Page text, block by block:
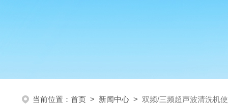
当前位置： 首页 > 新闻中心 > 双频/三频超声波清洗机